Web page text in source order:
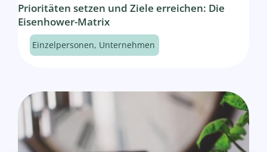
Prioritäten setzen und Ziele erreichen: Die
Eisenhower-Matrix
Einzelpersonen, Unternehmen